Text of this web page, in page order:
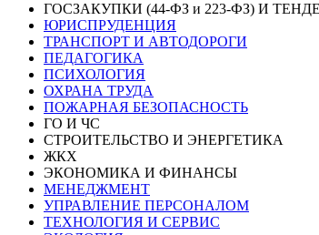
ГОСЗАКУПКИ (44-ФЗ и 223-ФЗ) И
ЮРИСПРУДЕНЦИЯ
ТРАНСПОРТ И АВТОДОРОГИ
ПЕДАГОГИКА
ПСИХОЛОГИЯ
ОХРАНА ТРУДА
ПОЖАРНАЯ БЕЗОПАСНОСТЬ
ГО И ЧС
СТРОИТЕЛЬСТВО И ЭНЕРГЕТИКА
ЖКХ
ЭКОНОМИКА И ФИНАНСЫ
МЕНЕДЖМЕНТ
УПРАВЛЕНИЕ ПЕРСОНАЛОМ
ТЕХНОЛОГИЯ И СЕРВИС